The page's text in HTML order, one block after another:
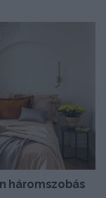
háromszobás